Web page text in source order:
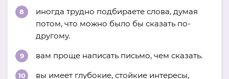
иногда трудно подбираете слова, думая
потом, что можно было бы сказать по-
другому.
вам проще написать письмо, чем сказать.
вы имеет глубокие, стойкие интересы,